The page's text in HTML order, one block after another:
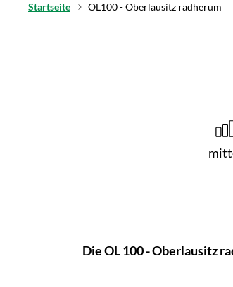
Startseite OL100 - Oberlausitz radherum
Die OL 100 - Oberlausitz